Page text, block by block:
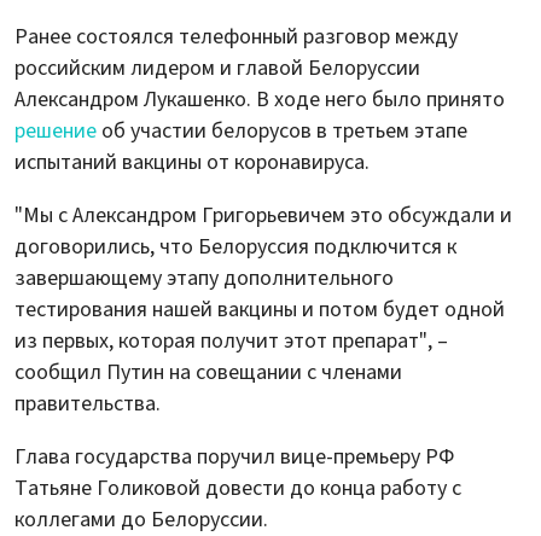
Ранее состоялся телефонный разговор между
российским лидером и главой Белоруссии
Александром Лукашенко. В ходе него было принято
решение об участии белорусов в третьем этапе
испытаний вакцины от коронавируса.
"Мы с Александром Григорьевичем это обсуждали и
договорились, что Белоруссия подключится к
завершающему этапу дополнительного
тестирования нашей вакцины и потом будет одной
из первых, которая получит этот препарат", –
сообщил Путин на совещании с членами
правительства.
Глава государства поручил вице-премьеру РФ
Татьяне Голиковой довести до конца работу с
коллегами до Белоруссии.